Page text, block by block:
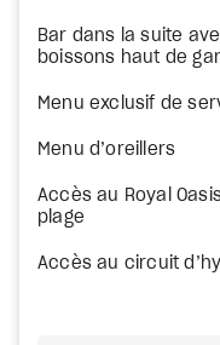
Bar dans la suite
boissons haut de
Menu exclusif de
Menu d’oreillers
Accès au Royal
plage
Accès au circuit